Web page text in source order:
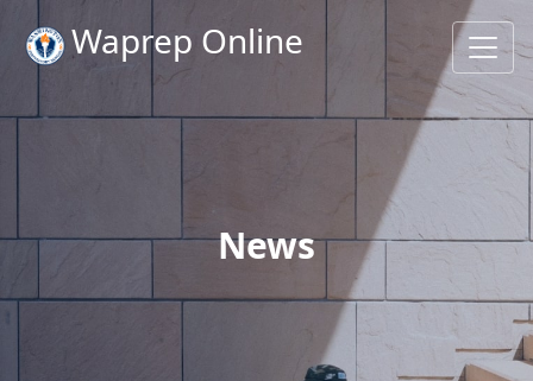
Waprep Online
News